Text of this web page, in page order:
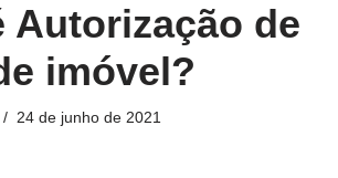
Autorização de
imóvel?
24 de junho de 2021